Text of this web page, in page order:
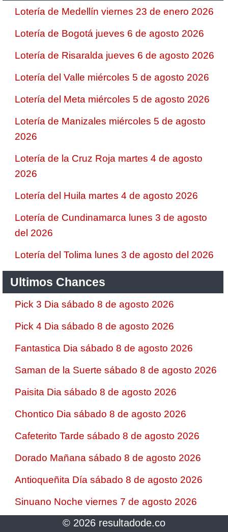
Lotería de Medellín viernes 23 de enero 2026
Lotería de Bogotá jueves 6 de agosto 2026
Lotería de Risaralda jueves 6 de agosto 2026
Lotería del Valle miércoles 5 de agosto 2026
Lotería del Meta miércoles 5 de agosto 2026
Lotería de Manizales miércoles 5 de agosto
2026
Lotería de la Cruz Roja martes 4 de agosto
2026
Lotería del Huila martes 4 de agosto 2026
Lotería de Cundinamarca lunes 3 de agosto
del 2026
Lotería del Tolima lunes 3 de agosto del 2026
Ultimos Chances
Pick 3 Dia sábado 8 de agosto 2026
Pick 4 Dia sábado 8 de agosto 2026
Fantastica Dia sábado 8 de agosto 2026
Saman de la Suerte sábado 8 de agosto 2026
Paisita Dia sábado 8 de agosto 2026
Chontico Dia sábado 8 de agosto 2026
Cafeterito Tarde sábado 8 de agosto 2026
Dorado Mañana sábado 8 de agosto 2026
Antioqueñita Día sábado 8 de agosto 2026
Sinuano Noche viernes 7 de agosto 2026
© 2026 resultadode.co